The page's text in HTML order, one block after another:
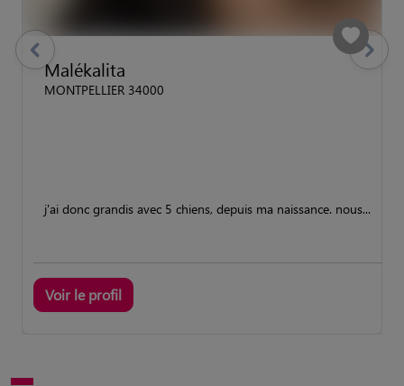
Malékalita
MONTPELLIER 34000
j'ai donc grandis avec 5 chiens, depuis ma naissance. nous...
Voir le profil
previous Suivant